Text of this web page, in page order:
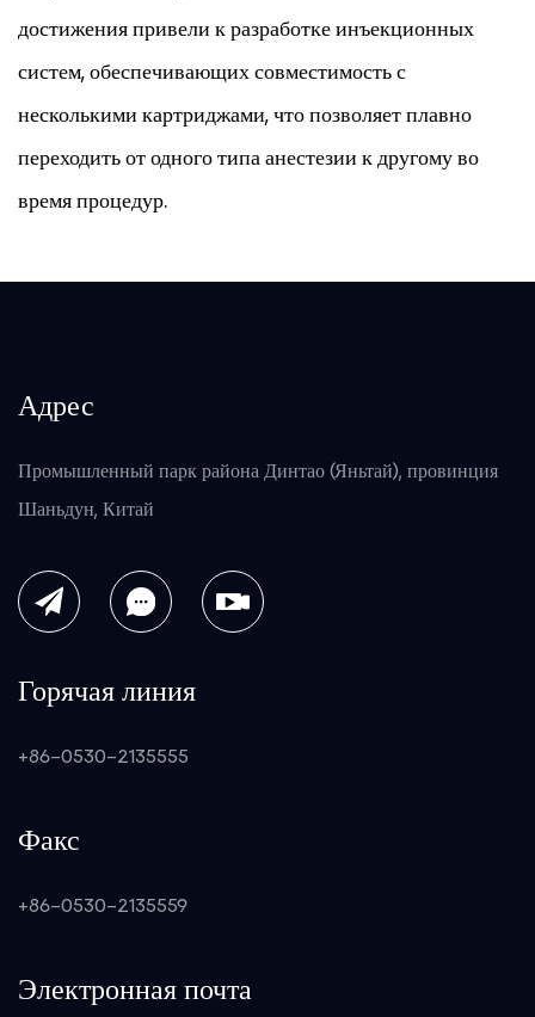
достижения привели к разработке инъекционных
систем, обеспечивающих совместимость с
несколькими картриджами, что позволяет плавно
переходить от одного типа анестезии к другому во
время процедур.
Адрес
Промышленный парк района Динтао (Яньтай), провинция
Шаньдун, Китай
Горячая линия
+86-0530-2135555
Факс
+86-0530-2135559
Электронная почта